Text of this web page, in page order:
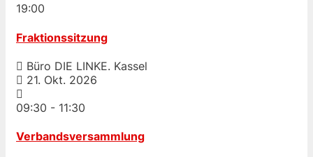
19:00
Fraktionssitzung
Büro DIE LINKE. Kassel
21. Okt. 2026
09:30 - 11:30
Verbandsversammlung